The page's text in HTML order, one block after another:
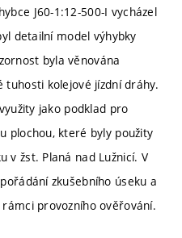
J60-1:12-500-I vycházel
detailní model výhybky
byla věnována
tuhosti kolejové jízdní dráhy.
jako podklad pro
plochou, které byly použity
v žst. Planá nad Lužnicí. V
zkušebního úseku a
provozního ověřování.